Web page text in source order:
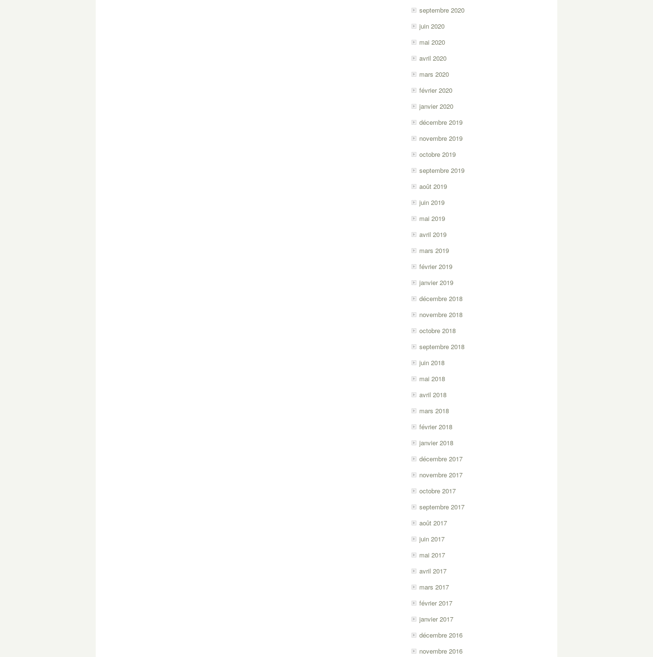
septembre 2020
juin 2020
mai 2020
avril 2020
mars 2020
février 2020
janvier 2020
décembre 2019
novembre 2019
octobre 2019
septembre 2019
août 2019
juin 2019
mai 2019
avril 2019
mars 2019
février 2019
janvier 2019
décembre 2018
novembre 2018
octobre 2018
septembre 2018
juin 2018
mai 2018
avril 2018
mars 2018
février 2018
janvier 2018
décembre 2017
novembre 2017
octobre 2017
septembre 2017
août 2017
juin 2017
mai 2017
avril 2017
mars 2017
février 2017
janvier 2017
décembre 2016
novembre 2016